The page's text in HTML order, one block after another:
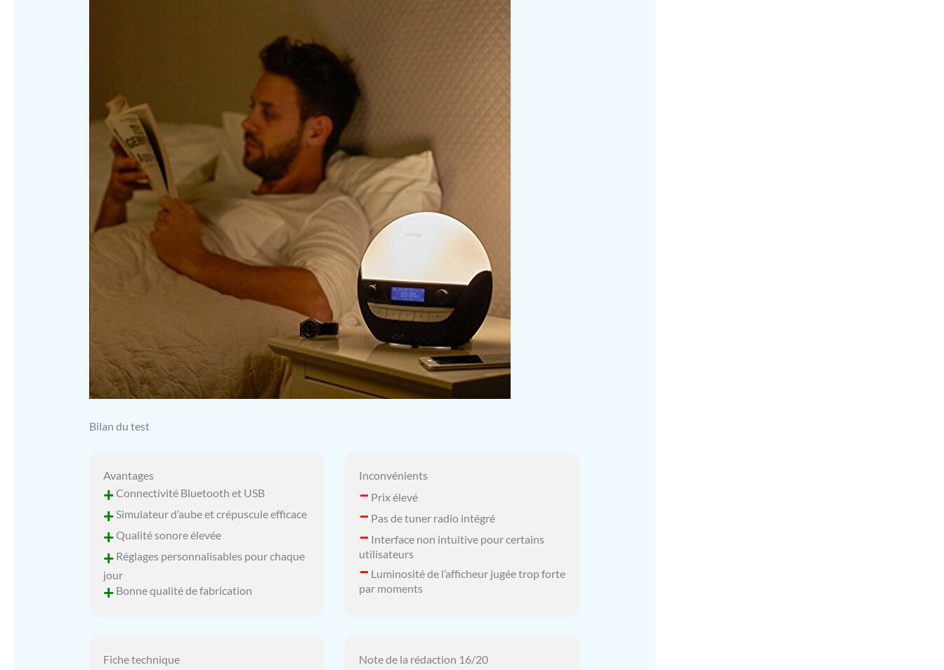
Bilan du test
Avantages
+Connectivité Bluetooth et USB
+Simulateur d’aube et crépuscule efficace
+Qualité sonore élevée
+Réglages personnalisables pour chaque
jour
+Bonne qualité de fabrication
Inconvénients
– Prix élevé
– Pas de tuner radio intégré
– Interface non intuitive pour certains
utilisateurs
– Luminosité de l’afficheur jugée trop forte
par moments
Fiche technique
Note de la rédaction 16/20